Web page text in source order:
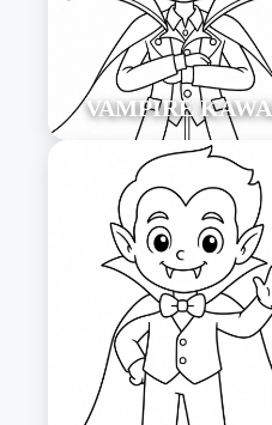
VAMPIRE